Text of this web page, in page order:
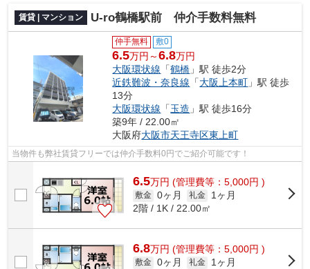
賃貸 | マンション U-ro鶴橋駅前 仲介手数料無料
仲手無料 敷0
6.5万円～6.8万円
大阪環状線 「鶴橋 」駅 徒歩2分
近鉄難波・奈良線 「大阪上本町 」駅 徒歩
13分
大阪環状線 「玉造 」駅 徒歩16分
築9年 / 22.00㎡
大阪府大阪市天王寺区東上町
当物件も弊社賃貸フリーでは仲介手数料0円でご紹介可能です！
6.5万円 (管理費等：5,000円 )
敷金 0ヶ月 礼金
1ヶ月
2階 / 1K / 22.00㎡
6.8万円 (管理費等：5,000円 )
敷金 0ヶ月 礼金
1ヶ月